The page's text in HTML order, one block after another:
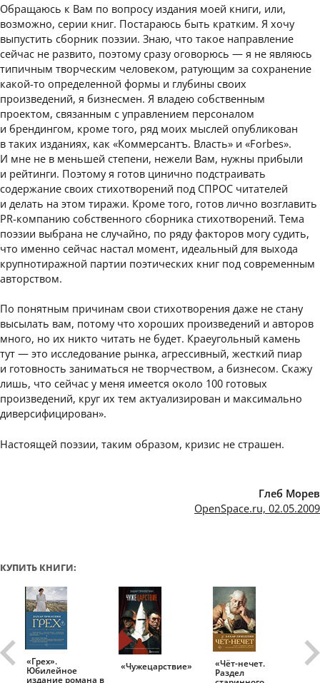
Обращаюсь к Вам по вопросу издания моей книги, или,
возможно, серии книг. Постараюсь быть кратким. Я хочу
выпустить сборник поэзии. Знаю, что такое направление
сейчас не развито, поэтому сразу оговорюсь — я не являюсь
типичным творческим человеком, ратующим за сохранение
какой-то определенной формы и глубины своих
произведений, я бизнесмен. Я владею собственным
проектом, связанным с управлением персоналом
и брендингом, кроме того, ряд моих мыслей опубликован
в таких изданиях, как «Коммерсантъ. Власть» и «Forbes».
И мне не в меньшей степени, нежели Вам, нужны прибыли
и рейтинги. Поэтому я готов цинично подстраивать
содержание своих стихотворений под СПРОС читателей
и делать на этом тиражи. Кроме того, готов лично возглавить
PR-компанию собственного сборника стихотворений. Тема
поэзии выбрана не случайно, по ряду факторов могу судить,
что именно сейчас настал момент, идеальный для выхода
крупнотиражной партии поэтических книг под современным
авторством.
По понятным причинам свои стихотворения даже не стану
высылать вам, потому что хороших произведений и авторов
много, но их никто читать не будет. Краеугольный камень
тут — это исследование рынка, агрессивный, жесткий пиар
и готовность заниматься не творчеством, а бизнесом. Скажу
лишь, что сейчас у меня имеется около 100 готовых
произведений, круг их тем актуализирован и максимально
диверсифицирован».
Настоящей поэзии, таким образом, кризис не страшен.
Глеб Морев
OpenSpace.ru, 02.05.2009
КУПИТЬ КНИГИ:
«Грех».
Юбилейное
издание романа в
«Чужецарствие» «Чёт-нечет.
Раздел